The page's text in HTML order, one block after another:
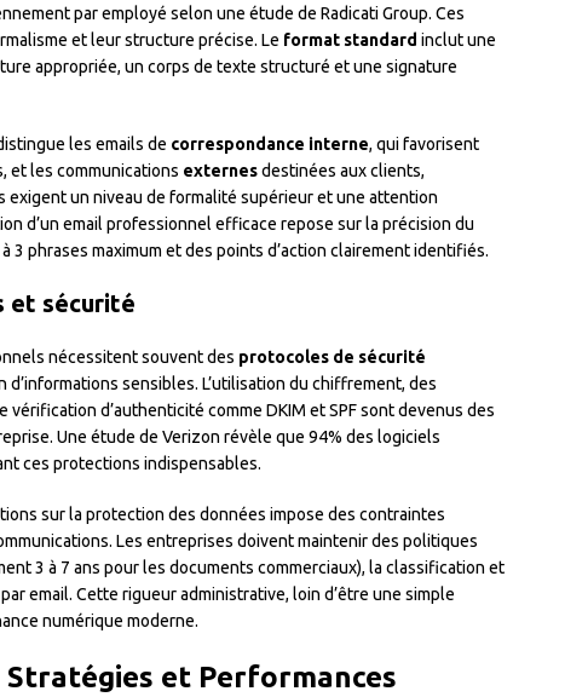
par employé selon une étude de Radicati Group. Ces
et leur structure précise. Le format standard inclut une
appropriée, un corps de texte structuré et une signature
les emails de correspondance interne, qui favorisent
et les communications externesdestinées aux clients,
exigent un niveau de formalité supérieur et une attention
d’un email professionnel efficace repose sur la précision du
3 phrases maximum et des points d’action clairement identifiés.
et sécurité
nécessitent souvent des protocoles de sécurité
sensibles. L’utilisation du chiffrement, des
d’authenticité comme DKIM et SPF sont devenus des
Une étude de Verizon révèle que 94% des logiciels
ces protections indispensables.
sur la protection des données impose des contraintes
Les entreprises doivent maintenir des politiques
3 à 7 ans pour les documents commerciaux), la classification et
email. Cette rigueur administrative, loin d’être une simple
numérique moderne.
Stratégies et Performances